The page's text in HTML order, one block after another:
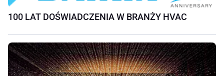
100 LAT DOŚWIADCZENIA W BRANŻY HVAC